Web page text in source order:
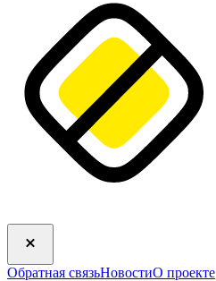
Обратная связьНовостиО проекте